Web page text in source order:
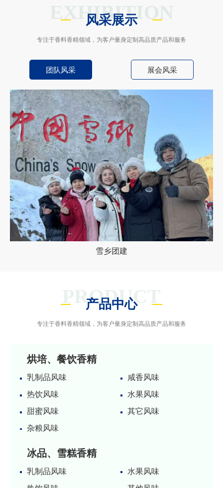
EXHIBITION
风采展示
专注于香料香精领域，为客户量身定制高品质产品和服务
团队风采 展会风采
雪乡团建
PRODUCT
产品中心
专注于香料香精领域，为客户量身定制高品质产品和服务
烘培、餐饮香精
乳制品风味
咸香风味
热饮风味
水果风味
甜蜜风味
其它风味
杂粮风味
冰品、雪糕香精
乳制品风味
水果风味